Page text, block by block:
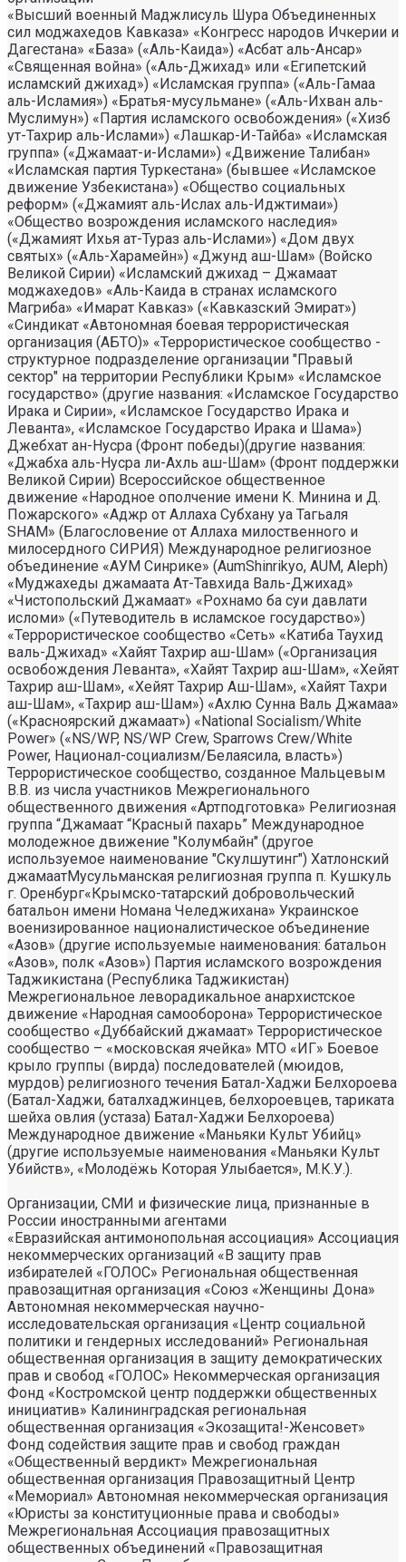
«Высший военный Маджлисуль Шура Объединенных
сил моджахедов Кавказа» «Конгресс народов Ичкерии и
Дагестана» «База» («Аль-Каида») «Асбат аль-Ансар»
«Священная война» («Аль-Джихад» или «Египетский
исламский джихад») «Исламская группа» («Аль-Гамаа
аль-Исламия») «Братья-мусульмане» («Аль-Ихван аль-
Муслимун») «Партия исламского освобождения» («Хизб
ут-Тахрир аль-Ислами») «Лашкар-И-Тайба» «Исламская
группа» («Джамаат-и-Ислами») «Движение Талибан»
«Исламская партия Туркестана» (бывшее «Исламское
движение Узбекистана») «Общество социальных
реформ» («Джамият аль-Ислах аль-Иджтимаи»)
«Общество возрождения исламского наследия»
(«Джамият Ихья ат-Тураз аль-Ислами») «Дом двух
святых» («Аль-Харамейн») «Джунд аш-Шам» (Войско
Великой Сирии) «Исламский джихад – Джамаат
моджахедов» «Аль-Каида в странах исламского
Магриба» «Имарат Кавказ» («Кавказский Эмират»)
«Синдикат «Автономная боевая террористическая
организация (АБТО)» «Террористическое сообщество -
структурное подразделение организации "Правый
сектор" на территории Республики Крым» «Исламское
государство» (другие названия: «Исламское Государство
Ирака и Сирии», «Исламское Государство Ирака и
Леванта», «Исламское Государство Ирака и Шама»)
Джебхат ан-Нусра (Фронт победы)(другие названия:
«Джабха аль-Нусра ли-Ахль аш-Шам» (Фронт поддержки
Великой Сирии) Всероссийское общественное
движение «Народное ополчение имени К. Минина и Д.
Пожарского» «Аджр от Аллаха Субхану уа Тагьаля
SHAM» (Благословение от Аллаха милоственного и
милосердного СИРИЯ) Международное религиозное
объединение «АУМ Синрике» (AumShinrikyo, AUM, Aleph)
«Муджахеды джамаата Ат-Тавхида Валь-Джихад»
«Чистопольский Джамаат» «Рохнамо ба суи давлати
исломи» («Путеводитель в исламское государство»)
«Террористическое сообщество «Сеть» «Катиба Таухид
валь-Джихад» «Хайят Тахрир аш-Шам» («Организация
освобождения Леванта», «Хайят Тахрир аш-Шам», «Хейят
Тахрир аш-Шам», «Хейят Тахрир Аш-Шам», «Хайят Тахри
аш-Шам», «Тахрир аш-Шам») «Ахлю Сунна Валь Джамаа»
(«Красноярский джамаат») «National Socialism/White
Power» («NS/WP, NS/WP Crew, Sparrows Crew/White
Power, Национал-социализм/Белаясила, власть»)
Террористическое сообщество, созданное Мальцевым
В.В. из числа участников Межрегионального
общественного движения «Артподготовка» Религиозная
группа “Джамаат “Красный пахарь” Международное
молодежное движение "Колумбайн" (другое
используемое наименование "Скулшутинг") Хатлонский
джамаатМусульманская религиозная группа п. Кушкуль
г. Оренбург«Крымско-татарский добровольческий
батальон имени Номана Челеджихана» Украинское
военизированное националистическое объединение
«Азов» (другие используемые наименования: батальон
«Азов», полк «Азов») Партия исламского возрождения
Таджикистана (Республика Таджикистан)
Межрегиональное леворадикальное анархистское
движение «Народная самооборона» Террористическое
сообщество «Дуббайский джамаат» Террористическое
сообщество – «московская ячейка» МТО «ИГ» Боевое
крыло группы (вирда) последователей (мюидов,
мурдов) религиозного течения Батал-Хаджи Белхороева
(Батал-Хаджи, баталхаджинцев, белхороевцев, тариката
шейха овлия (устаза) Батал-Хаджи Белхороева)
Международное движение «Маньяки Культ Убийц»
(другие используемые наименования «Маньяки Культ
Убийств», «Молодёжь Которая Улыбается», М.К.У.).
Организации, СМИ и физические лица, признанные в
России иностранными агентами
«Евразийская антимонопольная ассоциация» Ассоциация некоммерческих организаций «В защиту прав избирателей «ГОЛОС» Региональная общественная правозащитная организация «Союз «Женщины Дона» Автономная некоммерческая научно- исследовательская организация «Центр социальной политики и гендерных исследований» Региональная общественная организация в защиту демократических прав и свобод «ГОЛОС» Некоммерческая организация Фонд «Костромской центр поддержки общественных инициатив» Калининградская региональная общественная организация «Экозащита!-Женсовет» Фонд содействия защите прав и свобод граждан «Общественный вердикт» Межрегиональная общественная организация Правозащитный Центр «Мемориал» Автономная некоммерческая организация «Юристы за конституционные права и свободы» Межрегиональная Ассоциация правозащитных общественных объединений «Правозащитная ассоциация» Санкт-Петербургская региональная общественная правозащитная организация «Солдатские матери Санкт-Петербурга» Фонд «Институт Развития Свободы Информации» Автономная некоммерческая организация «Научный центр международных исследований «ПИР» Ассоциация «Партнерство для развития» (Саратовская региональная общественная благотворительная организация) Частное учреждение «Информационное агентство МЕМО. РУ» Некоммерческое партнерство «Институт региональной прессы» Автономная некоммерческая организация «Московская школа гражданского просвещения» Архангельская региональная общественная организация социально- психологической и правовой помощи лесбиянкам, геям, бисексуалам и трансгендерам (ЛГБТ) «Ракурс» Карачаево-Черкесская Республиканская молодежная общественная организация «Союз молодых политологов» Общероссийское общественное движение защиты прав человека «За права человека» Краснодарская краевая общественная организация выпускников вузов Калининградская региональная общественная организация «Правозащитный центр» Региональная общественная организация «Общественная комиссия по сохранению наследия академика Сахарова» Санкт-Петербургская правозащитная общественная организация «Лига избирательниц» Фонд поддержки свободы прессы Санкт-Петербургская общественная правозащитная организация «Гражданский контроль» Автономная некоммерческая организация информационных и правовых услуг «Ресурсный правозащитный центр» Межрегиональная общественная правозащитная организация «Человек и Закон» Автономная некоммерческая организация «Центр социального проектирования «Возрождение» Межрегиональная общественная организация «Информационно- просветительский центр «Мемориал» Межрегиональная общественная организация «Комитет против пыток» «Частное учреждение в Санкт- Петербурге по административной поддержке реализации программ и проектов Совета Министров северных стран» Автономная некоммерческая правозащитная организация «Молодежный центр консультации и тренинга» Еврейское областное региональное отделение Общероссийской общественной организации «Муниципальная Академия» Некоммерческое партнерство «Институт развития прессы-Сибирь» Мурманская региональная общественная организация «Центр социально-психологической помощи и правовой поддержки жертв дискриминации и гомофобии «Максимум» Межрегиональный общественный фонд содействия развитию гражданского общества «ГОЛОС – Поволжье» Межрегиональная благотворительная общественная организация «Сибирский экологический центр» Фонд «Центр гражданского анализа и независимых исследований «ГРАНИ» Городская общественная организация «Самарский центр гендерных исследований» Региональный Фонд «Центр Защиты Прав Средств Массовой Информации» Челябинский региональный благотворительный общественный фонд «За природу» Челябинское региональное экологическое общественное движение «За природу» Общественное региональное движение «Новгородский Женский Парламент» Самарская региональная общественная организация содействия гармонизации межнациональных отношений «АЗЕРБАЙДЖАН» Мурманская региональная молодежная общественная организация «Гуманистическое движение молодежи» Мурманская региональная общественная экологическая организация «Беллона-Мурманск» Частное учреждение дополнительного профессионального образования «Учебный центр экологии и безопасности» Фонд поддержки социальных проектов «Миграция XXI век» Ростовская городская общественная организация «ЭКО-ЛОГИКА» Автономная некоммерческая организация «Центр антикоррупционных исследований и инициатив «Трансперенси Интернешнл-Р» Озерская городская социально- экологическая общественная организация «Планета надежд» Новосибирский областной общественный фонд «Фонд защиты прав потребителей» Региональная общественная благотворительная организация помощи беженцам и мигрантам «Гражданское содействие» Фонд поддержки расследовательской журналистики – Фонд 19/29 Калининградская региональная общественная организация информационно-правовых программ «Женская лига» Автономная некоммерческая организация «Мемориальный центр истории политических репрессий «Пермь-36» Ассоциация «Экспертно-правовое партнерство «Союз» Некоммерческое партнерство «Клуб бухгалтеров и аудиторов некоммерческих организаций» «Частное учреждение в Калининграде по административной поддержке реализации программ и проектов Совета Министров северных стран» Межрегиональная благотворительная общественная организация «Центр развития некоммерческих организаций» Негосударственное образовательное учреждение дополнительного профессионального образования (повышение квалификации) специалистов «АКАДЕМИЯ ПО ПРАВАМ ЧЕЛОВЕКА» Свердловская региональная общественная организация «Сутяжник» Нижегородская региональная общественная организация «Экологический центр «Дронт» ФОНД НЕКОММЕРЧЕСКИХ ПРОГРАММ ДМИТРИЯ ЗИМИНА «ДИНАСТИЯ» НЕКОММЕРЧЕСКАЯ ОРГАНИЗАЦИЯ НАУЧНЫЙ ФОНД ТЕОРЕТИЧЕСКИХ И ПРИКЛАДНЫХ ИССЛЕДОВАНИЙ «ЛИБЕРАЛЬНАЯ МИССИЯ» Территориальное объединение работодателей «Ефремовский районный союз промышленников и предпринимателей» Региональная общественная организация «Центр независимых исследователей Республики Алтай» ФОНД "СИБИРСКИЙ ЦЕНТР ПОДДЕРЖКИ ОБЩЕСТВЕННЫХ ИНИЦИАТИВ" РЕСПУБЛИКАНСКАЯ МОЛОДЕЖНАЯ ОБЩЕСТВЕННАЯ ОРГАНИЗАЦИЯ «НУОРИ КАРЬЯЛА» («МОЛОДАЯ КАРЕЛИЯ) МЕЖРЕГИОНАЛЬНЫЙ ОБЩЕСТВЕННЫЙ ФОНД МИРА НА ЮГЕ И СЕВЕРНОМ КАВКАЗЕ Автономная некоммерческая организация «Центр независимых социологических исследований» Автономная некоммерческая организация «Центр информации «ФРИИНФОРМ» Региональная общественная организация содействия охране репродуктивного здоровья граждан «Народонаселение и Развитие» Алтайская краевая общественная организация «Геблеровское экологическое общество» АССОЦИАЦИЯ «СОДЕЙСТВИЕ В ПРАВОВОЙ ЗАЩИТЕ НАСЕЛЕНИЯ «ПРАВОВАЯ ОСНОВА» Межрегиональная общественная организация «Северная природоохранная коалиция» КОМИ РЕГИОНАЛЬНАЯ ОБЩЕСТВЕННАЯ ОРГАНИЗАЦИЯ «КОМИССИЯ ПО ЗАЩИТЕ ПРАВ ЧЕЛОВЕКА «МЕМОРИАЛ» Алтайский краевой эколого- культурный общественный фонд «Алтай-21век» МЕЖРЕГИОНАЛЬНЫЙ ОБЩЕСТВЕННЫЙ ФОНД СОДЕЙСТВИЯ РАЗВИТИЮ ГРАЖДАНСКОГО ОБЩЕСТВА «ГОЛОС – УРАЛ» ФОНД ПОДДЕРЖКИ СРЕДСТВ МАССОВОЙ ИНФОРМАЦИИ «СРЕДА» Нижегородская областная социально- экологическая общественная организация «Зеленый мир» ФОНД «ГРАЖДАНСКОЕ ДЕЙСТВИЕ» Некоммерческое партнерство «Альянс фондов местных сообществ Пермского края» Кабардино-Балкарский республиканский общественный правозащитный центр Региональное отделение Общероссийского общественного движения «За права человека» ЧЕЧЕНСКАЯ РЕГИОНАЛЬНАЯ ОБЩЕСТВЕННАЯ ОРГАНИЗАЦИЯ «ПРАВОЗАЩИТНЫЙ ЦЕНТР ЧЕЧЕНСКОЙ РЕСПУБЛИКИ» Межрегиональный общественный экологический фонд «ИСАР-СИБИРЬ» ОБЩЕСТВЕННАЯ ОРГАНИЗАЦИЯ «ПЕРМСКИЙ РЕГИОНАЛЬНЫЙ ПРАВОЗАЩИТНЫЙ ЦЕНТР» Региональная общественная организация по улучшению качества жизни общества «Сибирская линия жизни» Фонд в поддержку демократии «ГОЛОС» Региональная общественная организация «Еврейский общинный культурный центр Рязанской области «Хесед-Тшува» Региональная общественная организация «Экологическая вахта Сахалина» Региональная общественная организация «Экологическая вахта Сахалина» Автономная некоммерческая организация «Информационно- исследовательский центр «Ясавэй Манзара» Межрегиональная общественная благотворительная организация «Общество защиты прав потребителей и охраны окружающей среды «ПРИНЦИПЪ» Автономная некоммерческая организация «Дальневосточный центр развития гражданских инициатив и социального партнерства» Союз общественных объединений «Российский исследовательский центр по правам человека» Фонд содействия развитию гражданского общества и правам человека «Женщины Дона» Красноярское региональное экологическое общественное движение «Друзья сибирских лесов» Омская городская общественная организация «Фотоклуб «Со-бытие» Региональное общественное учреждение научно-информационный центр «МЕМОРИАЛ» Иркутская региональная общественная организация «Байкальская Экологическая Волна» Некоммерческая организация «Фонд защиты гласности» Автономная некоммерческая организация «Институт прав человека» Межрегиональная общественная организация «Центр содействия коренным малочисленным народам Севера» Местная общественная благотворительная экологическая организация Зеленый Мир Автономная некоммерческая организация «Правозащитная организация «МАШР» Калининградская региональная общественная организация содействия развитию женского сообщества «Мир женщины» Региональная общественная организация «Информационно- исследовательский центр «Панорама» Забайкальское краевое общественное учреждение «Общественный экологический центр «Даурия» Городская общественная организация «Екатеринбургское общество «МЕМОРИАЛ» Межрегиональная общественная организация «Комитет по предотвращению пыток» Межрегиональная общественная организация «Бюро общественных расследований» Нижегородская региональная общественная организация «Институт прогнозирования и урегулирования политических конфликтов» Городская общественная организация «Рязанское историко- просветительское и правозащитное общество «Мемориал» (Рязанский Мемориал) Санкт-Петербургская общественная организация «Общество содействия социальной защите граждан «Петербургская ЭГИДА» Челябинский региональный орган общественной самодеятельности